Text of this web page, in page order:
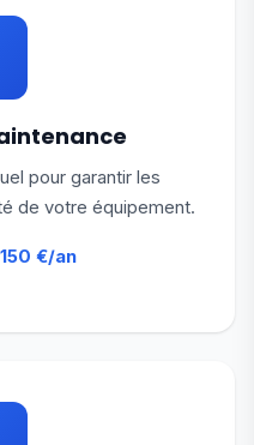
pour garantir les
de votre équipement.
€/an